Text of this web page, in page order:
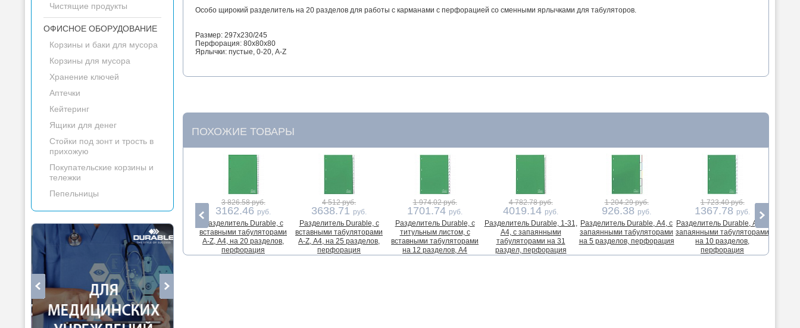
Чистящие продукты
ОФИСНОЕ ОБОРУДОВАНИЕ
Корзины и баки для мусора
Корзины для мусора
Хранение ключей
Аптечки
Кейтеринг
Ящики для денег
Стойки под зонт и трость в
прихожую
Покупательские корзины и
тележки
Пепельницы
Особо щирокий разделитель на 20 разделов для работы с карманами с перфорацией со сменными ярлычками для табуляторов.
Размер: 297x230/245
Перфорация: 80x80x80
Ярлычки: пустые, 0-20, A-Z
ПОХОЖИЕ ТОВАРЫ
3 826.58 руб.
3162.46 руб.
Разделитель Durable, с
вставными табуляторами
A-Z, А4, на 20 разделов,
перфорация
4 512 руб.
3638.71 руб.
Разделитель Durable, с
вставными табуляторами
A-Z, А4, на 25 разделов,
перфорация
1 974.02 руб.
1701.74 руб.
Разделитель Durable, с
титульным листом, с
вставными табуляторами
на 12 разделов, А4
4 782.78 руб.
4019.14 руб.
Разделитель Durable, 1-31,
А4, с запаянными
табуляторами на 31
раздел, перфорация
1 204.29 руб.
926.38 руб.
Разделитель Durable, А4, с
запаянными табуляторами
на 5 разделов, перфорация
1 723.40 руб.
1367.78 руб.
Разделитель Durable, А4, с
запаянными табуляторами
на 10 разделов,
перфорация